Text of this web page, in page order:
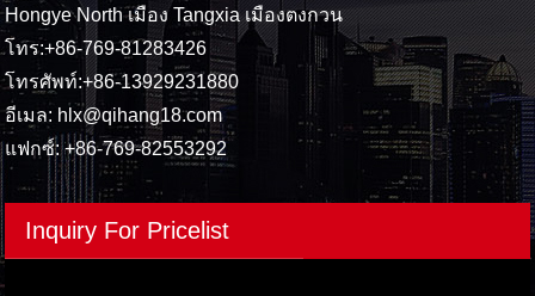
Hongye North เมือง Tangxia เมืองตงกวน
โทร:+86-769-81283426
โทรศัพท์:+86-13929231880
อีเมล: hlx@qihang18.com
แฟกซ์: +86-769-82553292
Inquiry For Pricelist